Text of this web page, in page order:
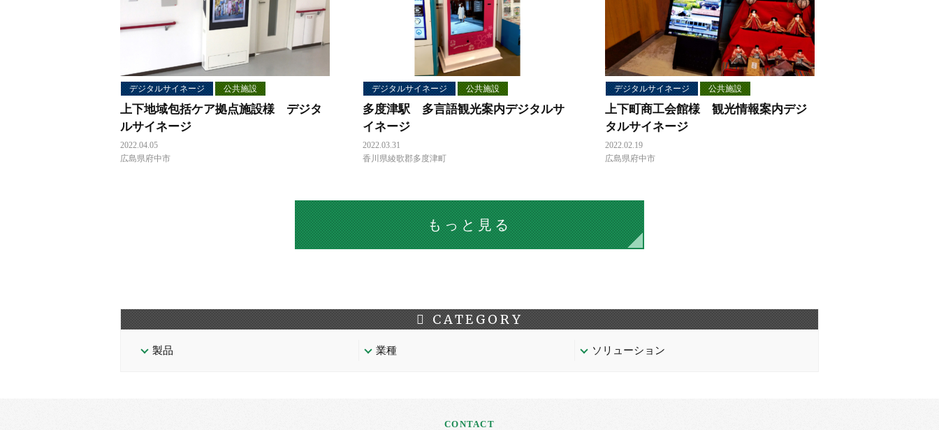
デジタルサイネージ 公共施設
上下地域包括ケア拠点施設様 デジタ
ルサイネージ
2022.04.05
広島県府中市
デジタルサイネージ 公共施設
多度津駅 多言語観光案内デジタルサ
イネージ
2022.03.31
香川県綾歌郡多度津町
デジタルサイネージ 公共施設
上下町商工会館様 観光情報案内デジ
タルサイネージ
2022.02.19
広島県府中市
もっと見る
CATEGORY
製品 業種 ソリューション